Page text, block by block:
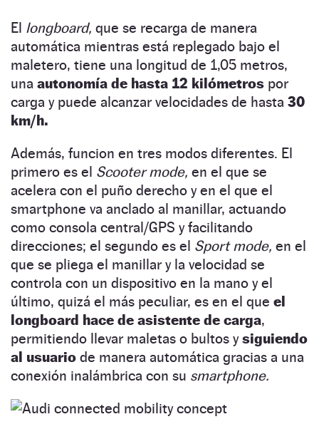
El longboard, que se recarga de manera
automática mientras está replegado bajo el
maletero, tiene una longitud de 1,05 metros,
una autonomía de hasta 12 kilómetros por
carga y puede alcanzar velocidades de hasta 30
km/h.
Además, funcion en tres modos diferentes. El
primero es el Scooter mode, en el que se
acelera con el puño derecho y en el que el
smartphone va anclado al manillar, actuando
como consola central/GPS y facilitando
direcciones; el segundo es el Sport mode, en el
que se pliega el manillar y la velocidad se
controla con un dispositivo en la mano y el
último, quizá el más peculiar, es en el que el
longboard hace de asistente de carga,
permitiendo llevar maletas o bultos ysiguiendo
al usuario de manera automática gracias a una
conexión inalámbrica con su smartphone.